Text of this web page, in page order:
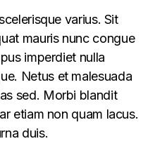
varius. Sit
mauris nunc congue
imperdiet nulla
Netus et malesuada
sed. Morbi blandit
etiam non quam lacus.
duis.